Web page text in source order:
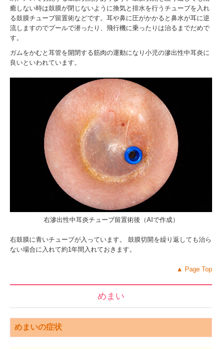
癒しない時は鼓膜が閉じないように換気と排水を行うチューブを入れ
る鼓膜チューブ留置術などです。耳や鼻に圧がかかると鼻水が耳に逆
流しますのでプールで潜ったり、飛行機に乗ったりは治るまでだめで
す。
ガムをかむと耳管を開閉する筋肉の運動になり小児の滲出性中耳炎に
良いといわれています。
右滲出性中耳炎チューブ留置術後（AIで作成）
右鼓膜に青いチューブが入っています。 鼓膜切開を繰り返しても治ら
ない場合に入れて約1年間入れておきます。
▲ Page Top
めまい
めまいの症状